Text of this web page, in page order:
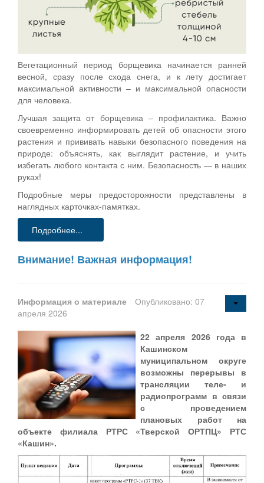
Вегетационный период борщевика начинается ранней
весной, сразу после схода снега, и к лету достигает
максимальной активности – и максимальной опасности
для человека.
Лучшая защита от борщевика – профилактика. Важно
своевременно информировать детей об опасности этого
растения и прививать навыки безопасного поведения на
природе: объяснять, как выглядит растение, и учить
избегать любого контакта с ним. Безопасность — в наших
руках!
Подробные меры предосторожности представлены в
наглядных карточках-памятках.
Подробнее...
Внимание! Важная информация!
Информация о материале
Опубликовано: 07
апреля 2026
22 апреля 2026 года в
Кашинском
муниципальном округе
возможны перерывы в
трансляции теле- и
радиопрограмм в связи
с проведением
плановых работ на
объекте филиала РТРС «Тверской ОРТПЦ» РТС
«Кашин».